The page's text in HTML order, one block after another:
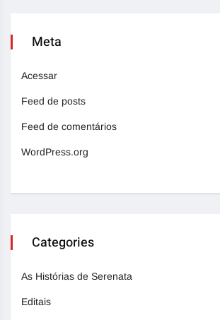
Meta
Acessar
Feed de posts
Feed de comentários
WordPress.org
Categories
As Histórias de Serenata
Editais